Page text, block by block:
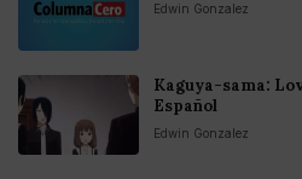
Edwin Gonzalez
Kaguya-sama:
Español
Edwin Gonzalez